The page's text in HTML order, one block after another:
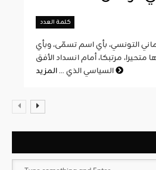
كلمة العدد
التونسي، بأي اسم تسمّى، وبأي
مرتبكا، أمام انسداد الأفق
السياسي الذي ...